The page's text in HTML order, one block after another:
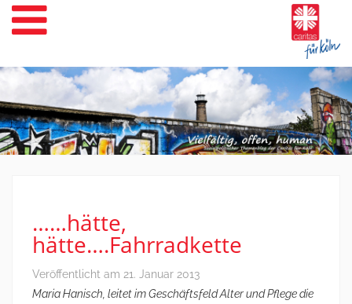
Weiter
zum
Inhalt
……hätte,
hätte….Fahrradkette
Veröffentlicht am 21. Januar 2013
Maria Hanisch, leitet im Geschäftsfeld Alter und Pflege die